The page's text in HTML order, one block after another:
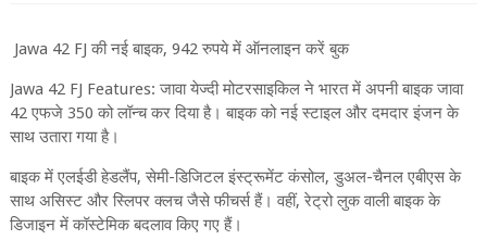
Jawa 42 FJ की नई बाइक, 942 रुपये में ऑनलाइन करें बुक
Jawa 42 FJ Features: जावा येज्दी मोटरसाइकिल ने भारत में अपनी बाइक जावा
42 एफजे 350 को लॉन्च कर दिया है। बाइक को नई स्टाइल और दमदार इंजन के
साथ उतारा गया है।
बाइक में एलईडी हेडलैंप, सेमी-डिजिटल इंस्ट्रूमेंट कंसोल, डुअल-चैनल एबीएस के
साथ असिस्ट और स्लिपर क्लच जैसे फीचर्स हैं। वहीं, रेट्रो लुक वाली बाइक के
डिजाइन में कॉस्टेमिक बदलाव किए गए हैं।